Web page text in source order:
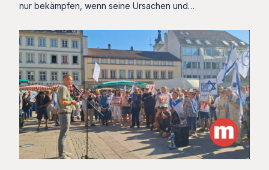
nur bekämpfen, wenn seine Ursachen und…